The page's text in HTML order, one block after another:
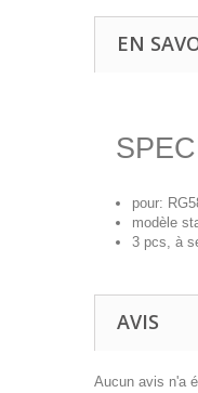
EN
pour:
modèle
3 pcs, à
AVIS
Aucun avis n'a